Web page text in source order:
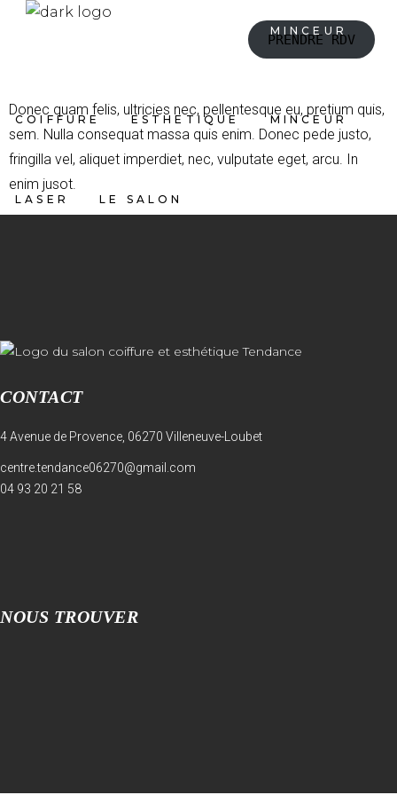
COIFFURE ESTHETIQUE MINCEUR
LASER LE SALON
PRENDRE RDV
MINCEUR
Donec quam felis, ultricies nec, pellentesque eu, pretium quis,
sem. Nulla consequat massa quis enim. Donec pede justo,
fringilla vel, aliquet imperdiet, nec, vulputate eget, arcu. In
enim jusot.
CONTACT
4 Avenue de Provence, 06270 Villeneuve-Loubet
centre.tendance06270@gmail.com
04 93 20 21 58
NOUS TROUVER